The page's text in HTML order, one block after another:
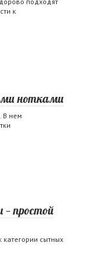
к
нотками
В нем
— простой
категории сытных